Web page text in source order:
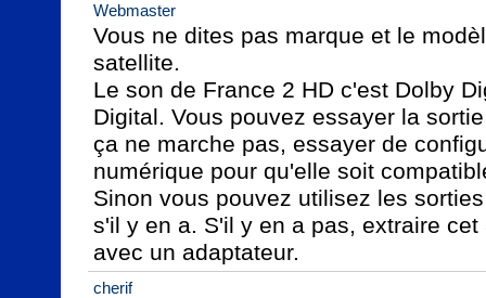
Webmaster
Vous ne dites pas marque et le
satellite.
Le son de France 2 HD c'est Dolby
Digital. Vous pouvez essayer la
ça ne marche pas, essayer de
numérique pour qu'elle soit
Sinon vous pouvez utilisez les
s'il y en a. S'il y en a pas, extraire
avec un adaptateur.
cherif